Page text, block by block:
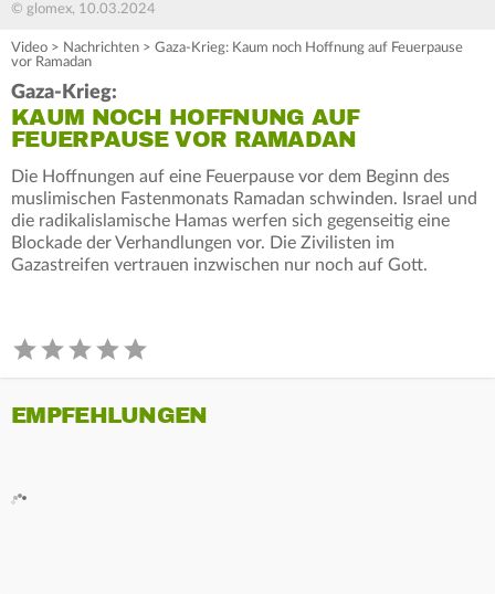
© glomex, 10.03.2024
Video > Nachrichten > Gaza-Krieg: Kaum noch Hoffnung auf Feuerpause
vor Ramadan
Gaza-Krieg:
KAUM NOCH HOFFNUNG AUF
FEUERPAUSE VOR RAMADAN
Die Hoffnungen auf eine Feuerpause vor dem Beginn des
muslimischen Fastenmonats Ramadan schwinden. Israel und
die radikalislamische Hamas werfen sich gegenseitig eine
Blockade der Verhandlungen vor. Die Zivilisten im
Gazastreifen vertrauen inzwischen nur noch auf Gott.
EMPFEHLUNGEN